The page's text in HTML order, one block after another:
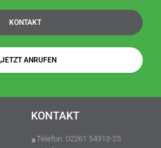
KONTAKT
JETZT ANRUFEN
KONTAKT
Telefon: 02261 54913-25